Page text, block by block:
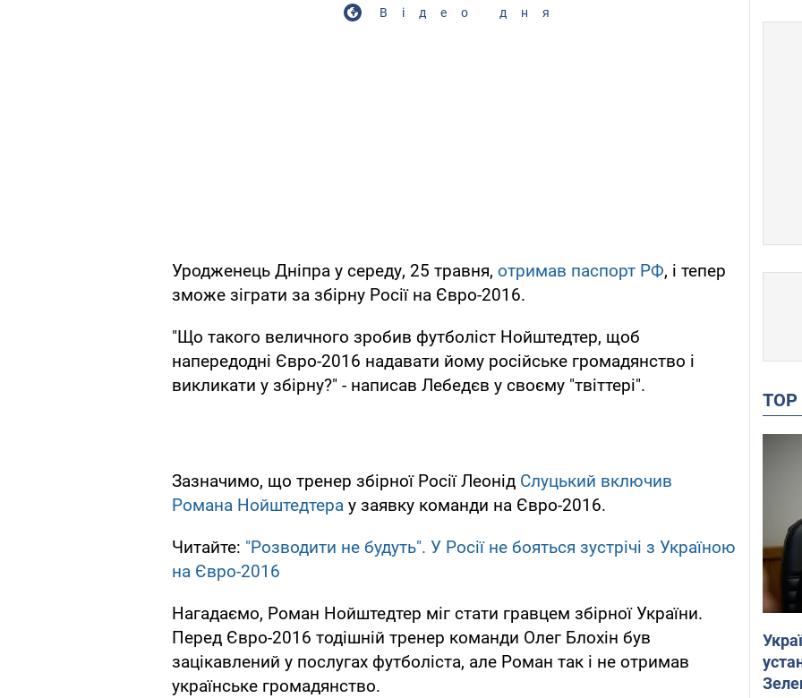
Відео дня
Уродженець Дніпра у середу, 25 травня, отримав паспорт РФ, і тепер
зможе зіграти за збірну Росії на Євро-2016.
"Що такого величного зробив футболіст Нойштедтер, щоб
напередодні Євро-2016 надавати йому російське громадянство і
викликати у збірну?" - написав Лебедєв у своєму "твіттері".
Зазначимо, що тренер збірної Росії Леонід Слуцький включив
Романа Нойштедтера у заявку команди на Євро-2016.
Читайте: "Розводити не будуть". У Росії не бояться зустрічі з Україною
на Євро-2016
Нагадаємо, Роман Нойштедтер міг стати гравцем збірної України.
Перед Євро-2016 тодішній тренер команди Олег Блохін був
зацікавлений у послугах футболіста, але Роман так і не отримав
українське громадянство.